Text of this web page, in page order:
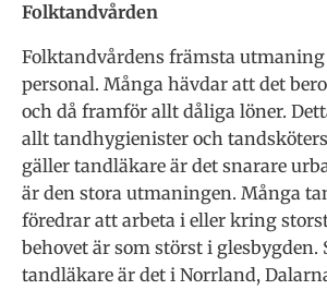
Folktandvården
Folktandvårdens främsta
personal. Många hävdar att det
och då framför allt dåliga löner.
allt tandhygienister och
gäller tandläkare är det snarare
är den stora utmaningen. Många
föredrar att arbeta i eller kring
behovet är som störst i glesbygden.
tandläkare är det i Norrland,